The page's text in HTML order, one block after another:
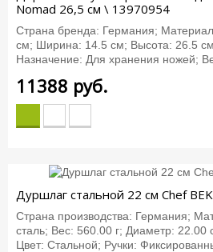
Nomad 26,5 см \ 13970954
Страна бренда: Германия;
см; Ширина: 14.5 см; Высота: 26.5
Назначение: Для хранения ножей;
11388 руб.
Дуршлаг стальной 22 см Chef
Страна производства: Германия;
сталь; Вес: 560.00 г; Диаметр:
Цвет: Стальной; Ручки: